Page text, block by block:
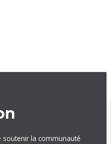
soutenir la communauté